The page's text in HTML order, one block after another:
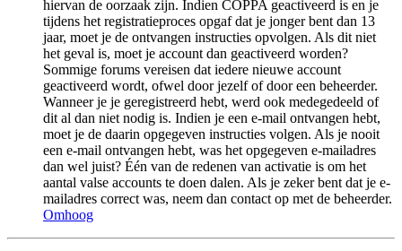
hiervan de oorzaak zijn. Indien COPPA geactiveerd is en je
tijdens het registratieproces opgaf dat je jonger bent dan 13
jaar, moet je de ontvangen instructies opvolgen. Als dit niet
het geval is, moet je account dan geactiveerd worden?
Sommige forums vereisen dat iedere nieuwe account
geactiveerd wordt, ofwel door jezelf of door een beheerder.
Wanneer je je geregistreerd hebt, werd ook medegedeeld of
dit al dan niet nodig is. Indien je een e-mail ontvangen hebt,
moet je de daarin opgegeven instructies volgen. Als je nooit
een e-mail ontvangen hebt, was het opgegeven e-mailadres
dan wel juist? Één van de redenen van activatie is om het
aantal valse accounts te doen dalen. Als je zeker bent dat je e-
mailadres correct was, neem dan contact op met de beheerder.
Omhoog